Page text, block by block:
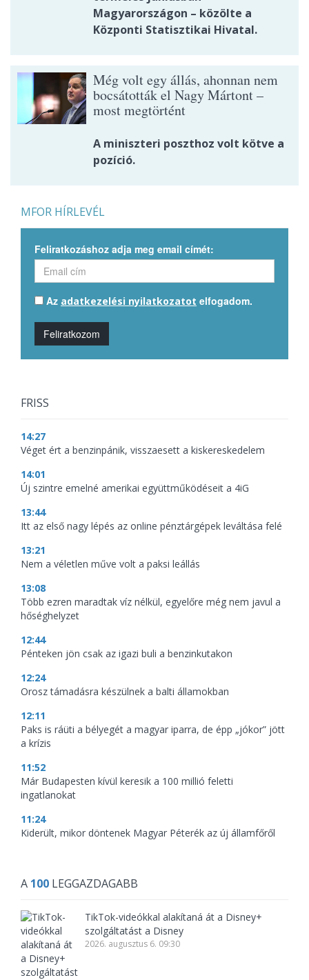
Magyarországon – közölte a
Központi Statisztikai Hivatal.
Még volt egy állás, ahonnan nem
bocsátották el Nagy Mártont –
most megtörtént
A miniszteri poszthoz volt kötve a
pozíció.
MFOR HÍRLEVÉL
Feliratkozáshoz adja meg email címét:
Az adatkezelési nyilatkozatot elfogadom.
Feliratkozom
FRISS
14:27
Véget ért a benzinpánik, visszaesett a kiskereskedelem
14:01
Új szintre emelné amerikai együttműködéseit a 4iG
13:44
Itt az első nagy lépés az online pénztárgépek leváltása felé
13:21
Nem a véletlen műve volt a paksi leállás
13:08
Több ezren maradtak víz nélkül, egyelőre még nem javul a
hőséghelyzet
12:44
Pénteken jön csak az igazi buli a benzinkutakon
12:24
Orosz támadásra készülnek a balti államokban
12:11
Paks is ráüti a bélyegét a magyar iparra, de épp „jókor” jött
a krízis
11:52
Már Budapesten kívül keresik a 100 millió feletti
ingatlanokat
11:24
Kiderült, mikor döntenek Magyar Péterék az új államfőről
A 100 LEGGAZDAGABB
TikTok-videókkal alakítaná át a Disney+
szolgáltatást a Disney
2026. augusztus 6. 09:30